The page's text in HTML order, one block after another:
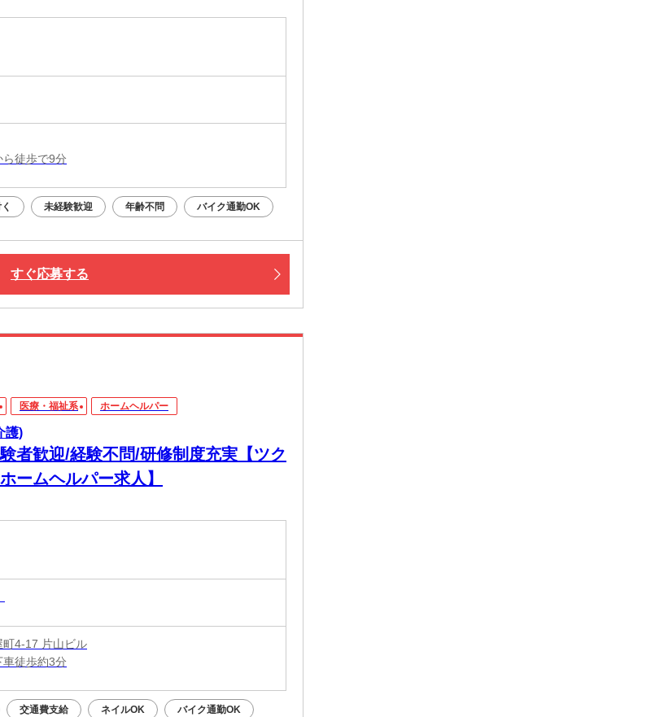
ら徒歩で9分
未経験歓迎 年齢不問 バイク通勤OK
すぐ応募する
医療・福祉系 ホームヘルパー
護)
者歓迎/経験不問/研修制度充実【ツク
ームヘルパー求人】
町4-17 片山ビル
徒歩約3分
交通費支給 ネイルOK バイク通勤OK